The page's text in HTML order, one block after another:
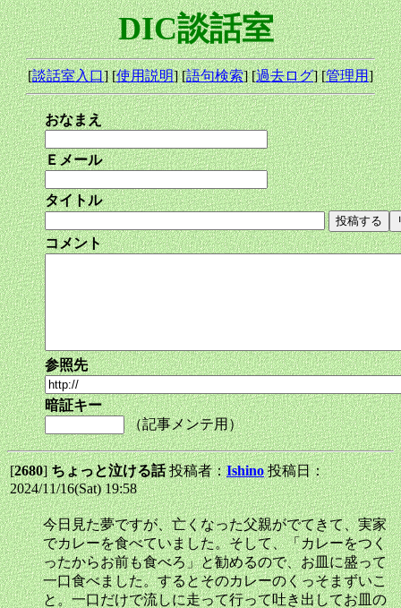
DIC談話室
[談話室入口] [使用説明] [語句検索] [過去ログ] [管理用]
おなまえ
Ｅメール
タイトル
コメント
参照先
暗証キー
（記事メンテ用）
[2680]ちょっと泣ける話投稿者：Ishino 投稿日：
2024/11/16(Sat) 19:58
今日見た夢ですが、亡くなった父親がでてきて、実家
でカレーを食べていました。そして、「カレーをつく
ったからお前も食べろ」と勧めるので、お皿に盛って
一口食べました。するとそのカレーのくっそまずいこ
と。一口だけで流しに走って行って吐き出してお皿の